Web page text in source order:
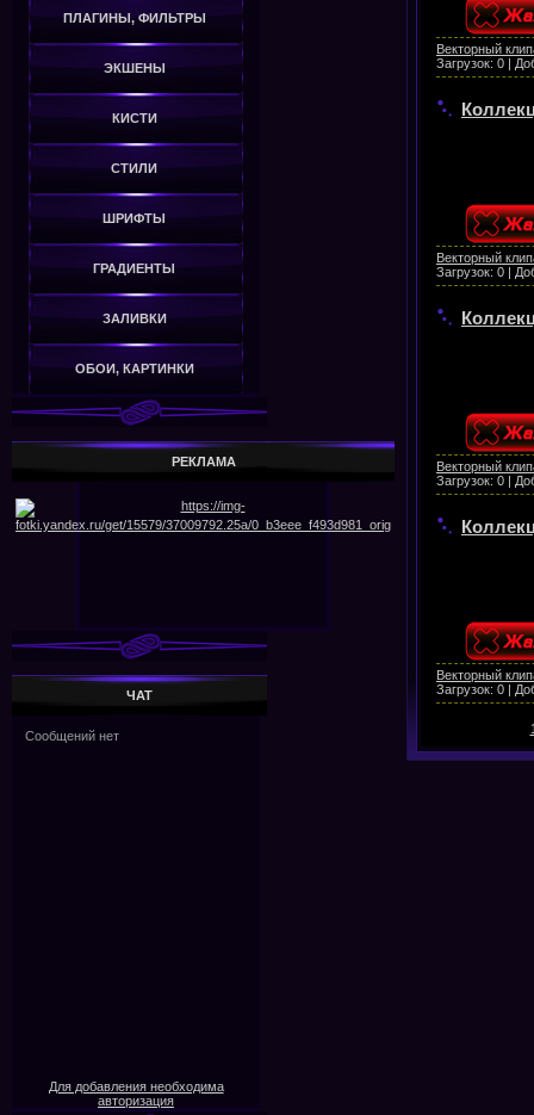
ПЛАГИНЫ, ФИЛЬТРЫ
ЭКШЕНЫ
КИСТИ
СТИЛИ
ШРИФТЫ
ГРАДИЕНТЫ
ЗАЛИВКИ
ОБОИ, КАРТИНКИ
РЕКЛАМА
ЧАТ
Для добавления необходима
авторизация
Векторный
Загрузок: 0 |
Векторный
Загрузок: 0 |
Векторный
Загрузок: 0 |
Векторный
Загрузок: 0 |